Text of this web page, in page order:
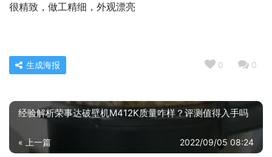
很精致，做工精细，外观漂亮
0 0
生成海报
经验解析荣事达破壁机M412K质量咋样？评测值得入手吗
« 上一篇 2022/09/05 08:24